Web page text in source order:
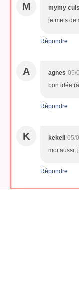
M mymy
je mets de
Répondre
A agnes 05/
bon idée
Répondre
K kekeli 05/
moi aussi,
Répondre